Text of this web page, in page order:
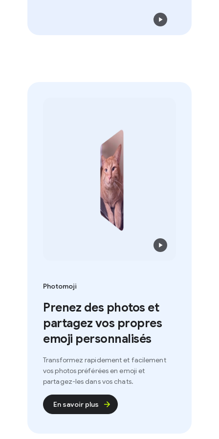
Photomoji
Prenez des photos et
partagez vos propres
emoji personnalisés
Transformez rapidement et facilement
vos photos préférées en emoji et
partagez-les dans vos chats.
En savoir plus